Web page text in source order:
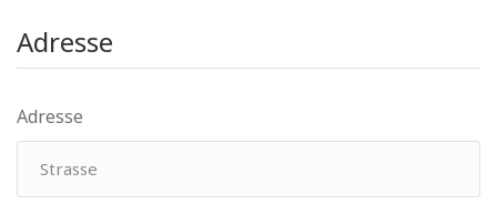
Adresse
Adresse